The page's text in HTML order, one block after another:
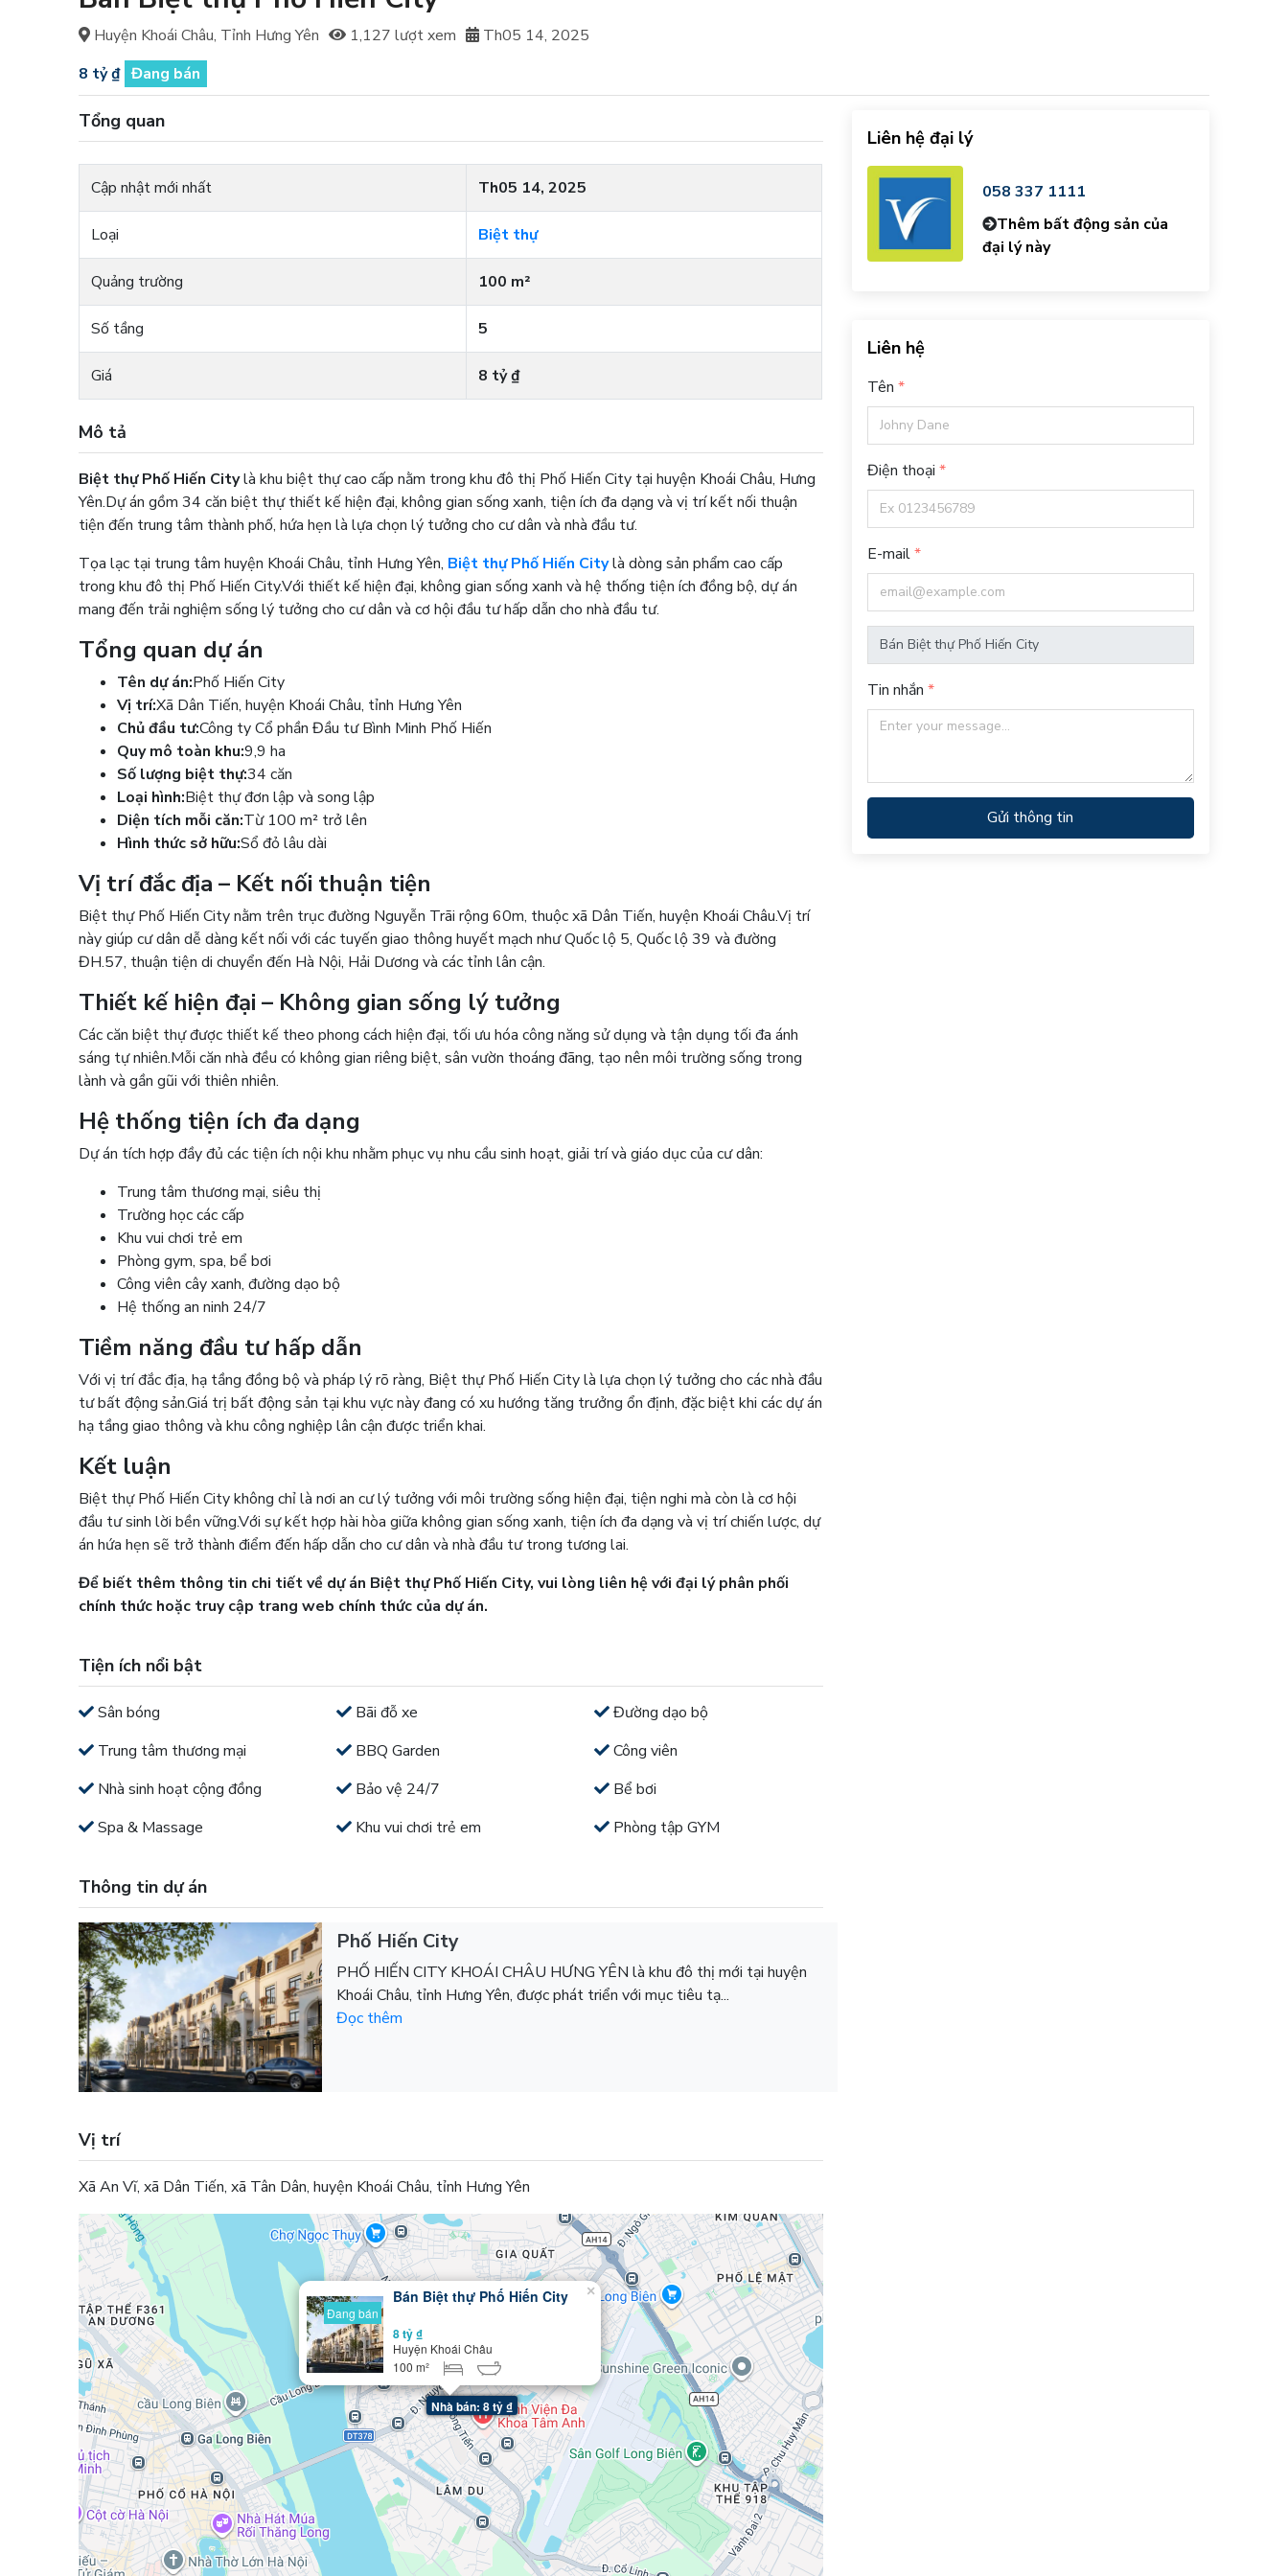
Huyện Khoái Châu, Tỉnh Hưng Yên 1,127 lượt xem
Th05 14, 2025
8 tỷ ₫ Đang bán
Tổng quan
Cập nhật mới nhất Th05 14, 2025
Loại Biệt thự
Quảng trường 100 m²
Số tầng 5
Giá 8 tỷ ₫
Mô tả
Biệt thự Phố Hiến Citylà khu biệt thự cao cấp nằm trong khu đô thị Phố Hiến City tại huyện Khoái Châu, Hưng
Yên.Dự án gồm 34 căn biệt thự thiết kế hiện đại, không gian sống xanh, tiện ích đa dạng và vị trí kết nối thuận
tiện đến trung tâm thành phố, hứa hẹn là lựa chọn lý tưởng cho cư dân và nhà đầu tư.
Tọa lạc tại trung tâm huyện Khoái Châu, tỉnh Hưng Yên, Biệt thự Phố Hiến Citylà dòng sản phẩm cao cấp
trong khu đô thị Phố Hiến City.Với thiết kế hiện đại, không gian sống xanh và hệ thống tiện ích đồng bộ, dự án
mang đến trải nghiệm sống lý tưởng cho cư dân và cơ hội đầu tư hấp dẫn cho nhà đầu tư.
Tổng quan dự án
Tên dự án:Phố Hiến City
Vị trí:Xã Dân Tiến, huyện Khoái Châu, tỉnh Hưng Yên
Chủ đầu tư:Công ty Cổ phần Đầu tư Bình Minh Phố Hiến
Quy mô toàn khu:9,9 ha
Số lượng biệt thự:34 căn
Loại hình:Biệt thự đơn lập và song lập
Diện tích mỗi căn:Từ 100 m² trở lên
Hình thức sở hữu:Sổ đỏ lâu dài
Vị trí đắc địa – Kết nối thuận tiện
Biệt thự Phố Hiến City nằm trên trục đường Nguyễn Trãi rộng 60m, thuộc xã Dân Tiến, huyện Khoái Châu.Vị trí
này giúp cư dân dễ dàng kết nối với các tuyến giao thông huyết mạch như Quốc lộ 5, Quốc lộ 39 và đường
ĐH.57, thuận tiện di chuyển đến Hà Nội, Hải Dương và các tỉnh lân cận.
Thiết kế hiện đại – Không gian sống lý tưởng
Các căn biệt thự được thiết kế theo phong cách hiện đại, tối ưu hóa công năng sử dụng và tận dụng tối đa ánh
sáng tự nhiên.Mỗi căn nhà đều có không gian riêng biệt, sân vườn thoáng đãng, tạo nên môi trường sống trong
lành và gần gũi với thiên nhiên.
Hệ thống tiện ích đa dạng
Dự án tích hợp đầy đủ các tiện ích nội khu nhằm phục vụ nhu cầu sinh hoạt, giải trí và giáo dục của cư dân:
Trung tâm thương mại, siêu thị
Trường học các cấp
Khu vui chơi trẻ em
Phòng gym, spa, bể bơi
Công viên cây xanh, đường dạo bộ
Hệ thống an ninh 24/7
Tiềm năng đầu tư hấp dẫn
Với vị trí đắc địa, hạ tầng đồng bộ và pháp lý rõ ràng, Biệt thự Phố Hiến City là lựa chọn lý tưởng cho các nhà đầu
tư bất động sản.Giá trị bất động sản tại khu vực này đang có xu hướng tăng trưởng ổn định, đặc biệt khi các dự án
hạ tầng giao thông và khu công nghiệp lân cận được triển khai.
Kết luận
Biệt thự Phố Hiến City không chỉ là nơi an cư lý tưởng với môi trường sống hiện đại, tiện nghi mà còn là cơ hội
đầu tư sinh lời bền vững.Với sự kết hợp hài hòa giữa không gian sống xanh, tiện ích đa dạng và vị trí chiến lược, dự
án hứa hẹn sẽ trở thành điểm đến hấp dẫn cho cư dân và nhà đầu tư trong tương lai.
Để biết thêm thông tin chi tiết về dự án Biệt thự Phố Hiến City, vui lòng liên hệ với đại lý phân phối
chính thức hoặc truy cập trang web chính thức của dự án.
Tiện ích nổi bật
Sân bóng Bãi đỗ xe
Đường dạo bộ
Trung tâm thương mại
BBQ Garden
Công viên
Nhà sinh hoạt cộng đồng
Bảo vệ 24/7
Bể bơi
Spa & Massage
Khu vui chơi trẻ em Phòng tập GYM
Thông tin dự án
Phố Hiến City
PHỐ HIẾN CITY KHOÁI CHÂU HƯNG YÊN là khu đô thị mới tại huyện
Khoái Châu, tỉnh Hưng Yên, được phát triển với mục tiêu tạ...
Đọc thêm
Vị trí
Xã An Vĩ, xã Dân Tiến, xã Tân Dân, huyện Khoái Châu, tỉnh Hưng Yên
Nhà bán: 8 tỷ ₫
Đang bán
Bán Biệt thự Phố Hiến City
8 tỷ ₫
Huyện Khoái Châu
100 m²
×
Liên hệ đại lý
058 337 1111
Thêm bất động sản của
đại lý này
Liên hệ
Tên
Điện thoại
E-mail
Tin nhắn
Gửi thông tin